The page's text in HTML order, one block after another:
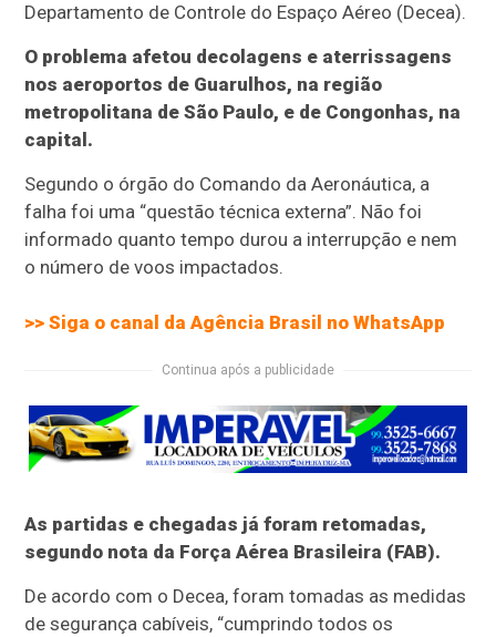
Departamento de Controle do Espaço Aéreo (Decea).
O problema afetou decolagens e aterrissagens
nos aeroportos de Guarulhos, na região
metropolitana de São Paulo, e de Congonhas, na
capital.
Segundo o órgão do Comando da Aeronáutica, a
falha foi uma “questão técnica externa”. Não foi
informado quanto tempo durou a interrupção e nem
o número de voos impactados.
>> Siga o canal daAgência Brasil no WhatsApp
Continua após a publicidade
As partidas e chegadas já foram retomadas,
segundo nota da Força Aérea Brasileira (FAB).
De acordo com o Decea, foram tomadas as medidas
de segurança cabíveis, “cumprindo todos os